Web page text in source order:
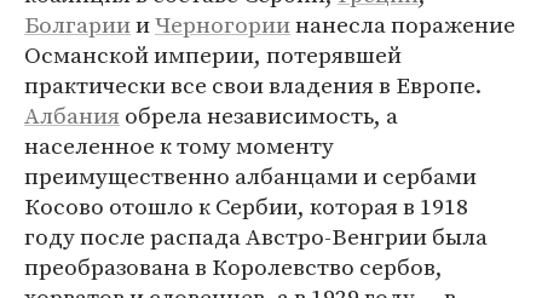
БолгариииЧерногориинанесла поражение
Османской империи, потерявшей
практически все свои владения в Европе.
Албания обрела независимость, а
населенное к тому моменту
преимущественно албанцами и сербами
Косово отошло к Сербии, которая в 1918
году после распада Австро-Венгрии была
преобразована в Королевство сербов,